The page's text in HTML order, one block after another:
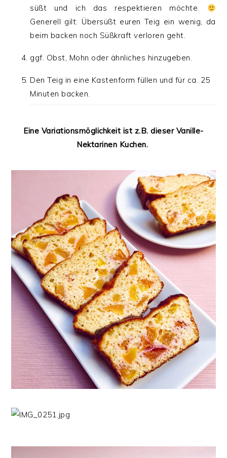
süßt und ich das respektieren möchte.
Generell gilt: Übersüßt euren Teig ein wenig, da
beim backen noch Süßkraft verloren geht.
ggf. Obst, Mohn oder ähnliches hinzugeben.
Den Teig in eine Kastenform füllen und für ca. 25
Minuten backen.
Eine Variationsmöglichkeit ist z.B. dieser Vanille-
Nektarinen Kuchen.